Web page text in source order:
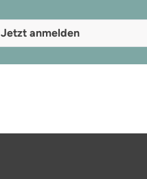
Jetzt anmelden